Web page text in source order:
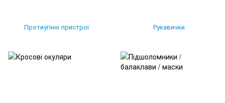
Протиугінні пристрої Рукавички